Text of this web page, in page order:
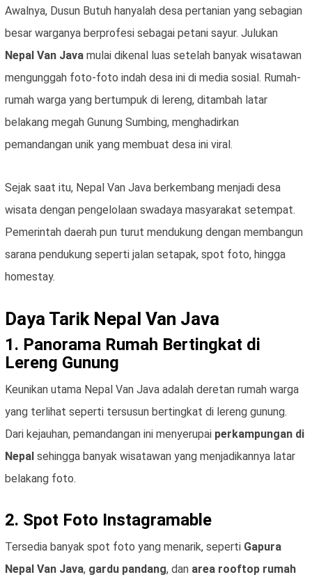
Awalnya, Dusun Butuh hanyalah desa pertanian yang sebagian
besar warganya berprofesi sebagai petani sayur. Julukan
Nepal Van Java mulai dikenal luas setelah banyak wisatawan
mengunggah foto-foto indah desa ini di media sosial. Rumah-
rumah warga yang bertumpuk di lereng, ditambah latar
belakang megah Gunung Sumbing, menghadirkan
pemandangan unik yang membuat desa ini viral.
Sejak saat itu, Nepal Van Java berkembang menjadi desa
wisata dengan pengelolaan swadaya masyarakat setempat.
Pemerintah daerah pun turut mendukung dengan membangun
sarana pendukung seperti jalan setapak, spot foto, hingga
homestay.
Daya Tarik Nepal Van Java
1. Panorama Rumah Bertingkat di
Lereng Gunung
Keunikan utama Nepal Van Java adalah deretan rumah warga
yang terlihat seperti tersusun bertingkat di lereng gunung.
Dari kejauhan, pemandangan ini menyerupai perkampungan di
Nepal sehingga banyak wisatawan yang menjadikannya latar
belakang foto.
2. Spot Foto Instagramable
Tersedia banyak spot foto yang menarik, seperti Gapura
Nepal Van Java, gardu pandang, dan area rooftop rumah